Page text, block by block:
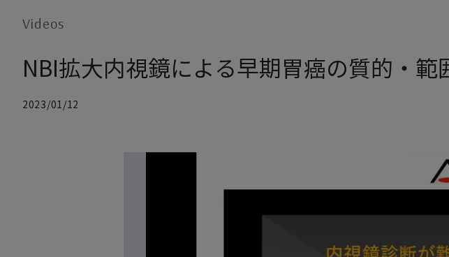
Products
Videos
NBI拡大内視鏡による早期胃癌の質的・範
2023/01/12